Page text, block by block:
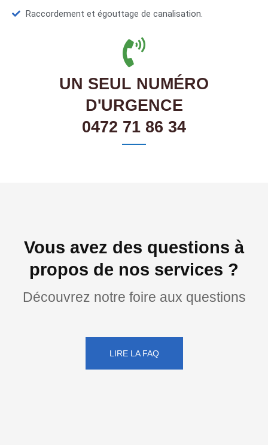
Raccordement et égouttage de canalisation.
UN SEUL NUMÉRO
D'URGENCE
0472 71 86 34
Vous avez des questions à
propos de nos services ?
Découvrez notre foire aux questions
LIRE LA FAQ